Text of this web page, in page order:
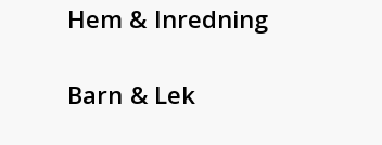
Hem & Inredning
Barn & Lek